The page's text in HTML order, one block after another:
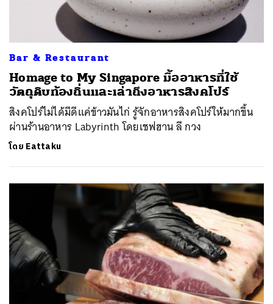
Bar & Restaurant
Homage to My Singapore มื้ออาหารที่ใช้
วัตถุดิบท้องถิ่นและเล่าถึงอาหารสิงคโปร์
สิงคโปร์ไม่ได้มีดีแค่ข้าวมันไก่ รู้จักอาหารสิงคโปร์ให้มากขึ้น
ผ่านร้านอาหาร Labyrinth โดยเชฟฮาน ลี กวง
โดย Eattaku